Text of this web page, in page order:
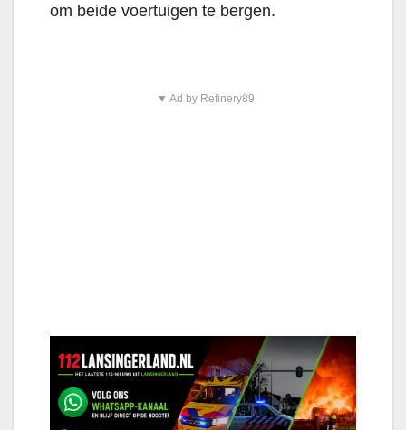
om beide voertuigen te bergen.
▼ Ad by Refinery89